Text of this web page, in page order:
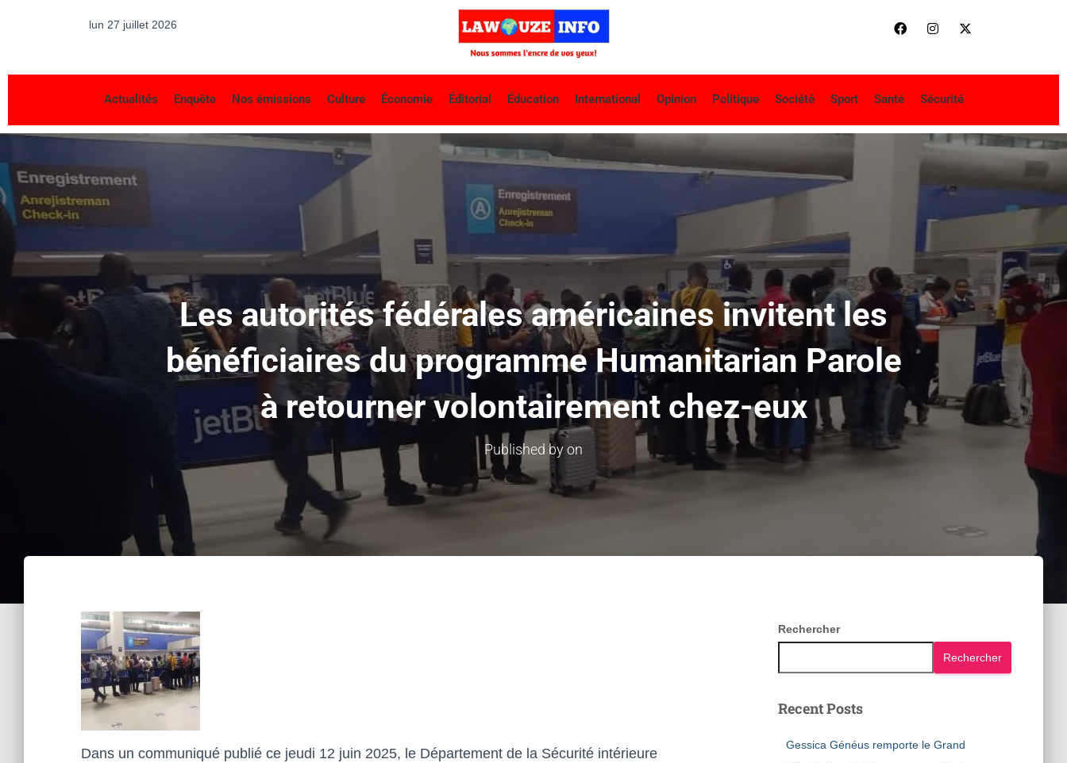
lun 27 juillet 2026
Actualités Enquête Nos émissions Culture Économie Éditorial Éducation International Opinion Politique Société Sport Santé Sécurité
Les autorités fédérales américaines invitent les
bénéficiaires du programme Humanitarian Parole
à retourner volontairement chez-eux
Published byon
Dans un communiqué publié ce jeudi 12 juin 2025, le Département de la Sécurité intérieure
Rechercher
Rechercher
Recent Posts
Gessica Généus remporte le Grand